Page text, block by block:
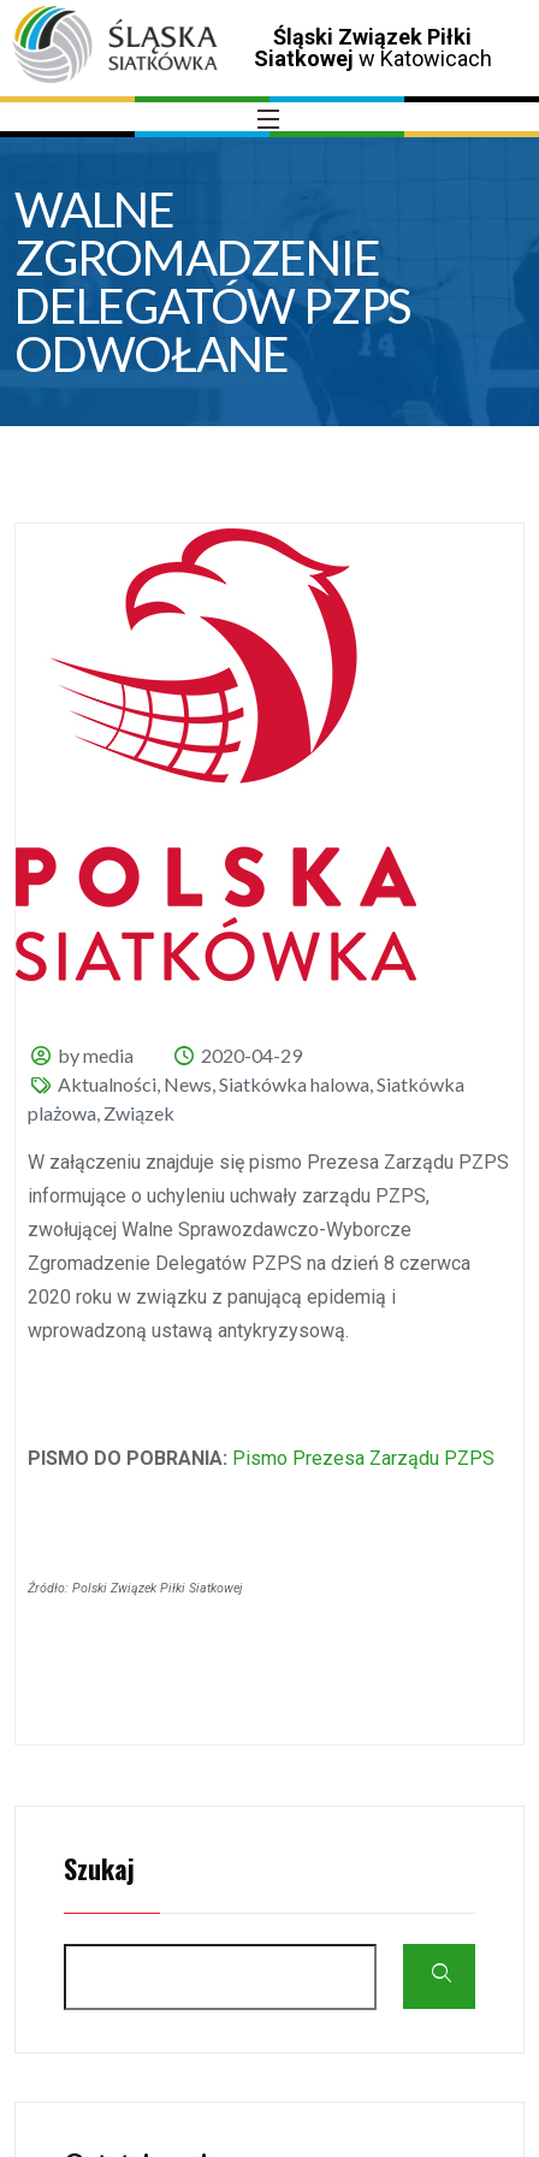
Śląski Związek Piłki
Siatkowej w Katowicach
WALNE
ZGROMADZENIE
DELEGATÓW PZPS
ODWOŁANE
by media
2020-04-29
Aktualności, News,Siatkówka halowa,Siatkówka
plażowa, Związek
W załączeniu znajduje się pismo Prezesa Zarządu PZPS
informujące o uchyleniu uchwały zarządu PZPS,
zwołującej Walne Sprawozdawczo-Wyborcze
Zgromadzenie Delegatów PZPS na dzień 8 czerwca
2020 roku w związku z panującą epidemią i
wprowadzoną ustawą antykryzysową.
PISMO DO POBRANIA: Pismo Prezesa Zarządu PZPS
Źródło: Polski Związek Piłki Siatkowej
Szukaj